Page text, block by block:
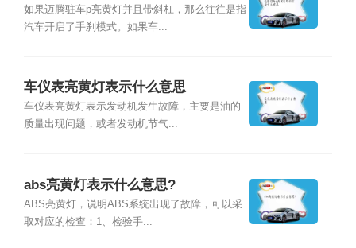
如果迈腾驻车p亮黄灯并且带斜杠，那么往往是指
汽车开启了手刹模式。如果车...
车仪表亮黄灯表示什么意思
车仪表亮黄灯表示发动机发生故障，主要是油的
质量出现问题，或者发动机节气...
abs亮黄灯表示什么意思?
ABS亮黄灯，说明ABS系统出现了故障，可以采
取对应的检查：1、检验手...